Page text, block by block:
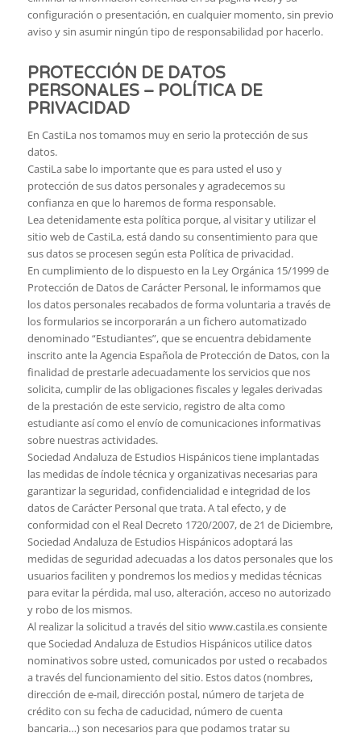
configuración o presentación, en cualquier momento, sin previo
aviso y sin asumir ningún tipo de responsabilidad por hacerlo.
PROTECCIÓN DE DATOS
PERSONALES – POLÍTICA DE
PRIVACIDAD
En CastiLa nos tomamos muy en serio la protección de sus
datos.
CastiLa sabe lo importante que es para usted el uso y
protección de sus datos personales y agradecemos su
confianza en que lo haremos de forma responsable.
Lea detenidamente esta política porque, al visitar y utilizar el
sitio web de CastiLa, está dando su consentimiento para que
sus datos se procesen según esta Política de privacidad.
En cumplimiento de lo dispuesto en la Ley Orgánica 15/1999 de
Protección de Datos de Carácter Personal, le informamos que
los datos personales recabados de forma voluntaria a través de
los formularios se incorporarán a un fichero automatizado
denominado “Estudiantes”, que se encuentra debidamente
inscrito ante la Agencia Española de Protección de Datos, con la
finalidad de prestarle adecuadamente los servicios que nos
solicita, cumplir de las obligaciones fiscales y legales derivadas
de la prestación de este servicio, registro de alta como
estudiante así como el envío de comunicaciones informativas
sobre nuestras actividades.
Sociedad Andaluza de Estudios Hispánicos tiene implantadas
las medidas de índole técnica y organizativas necesarias para
garantizar la seguridad, confidencialidad e integridad de los
datos de Carácter Personal que trata. A tal efecto, y de
conformidad con el Real Decreto 1720/2007, de 21 de Diciembre,
Sociedad Andaluza de Estudios Hispánicos adoptará las
medidas de seguridad adecuadas a los datos personales que los
usuarios faciliten y pondremos los medios y medidas técnicas
para evitar la pérdida, mal uso, alteración, acceso no autorizado
y robo de los mismos.
Al realizar la solicitud a través del sitio www.castila.es consiente
que Sociedad Andaluza de Estudios Hispánicos utilice datos
nominativos sobre usted, comunicados por usted o recabados
a través del funcionamiento del sitio. Estos datos (nombres,
dirección de e-mail, dirección postal, número de tarjeta de
crédito con su fecha de caducidad, número de cuenta
bancaria…) son necesarios para que podamos tratar su